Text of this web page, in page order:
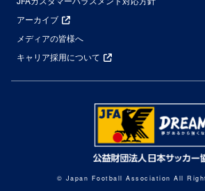
アーカイブ
メディアの皆様へ
キャリア採用について
© Japan Football Association All